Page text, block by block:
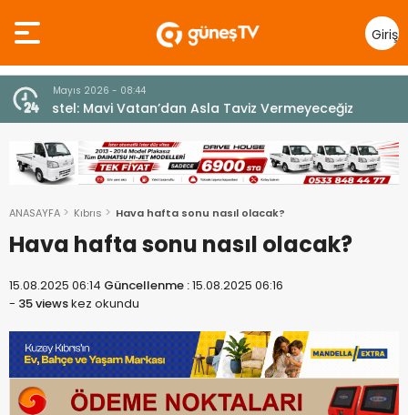
Giriş
Yap
10 Temmuz 2026 - 18:49
Cumhurbaşkanı Erhürman sergi açılışında
fenalaşarak hastaneye kaldırıldı
ANASAYFA Kıbrıs Hava hafta sonu nasıl olacak?
Hava hafta sonu nasıl olacak?
15.08.2025 06:14 Güncellenme :15.08.2025 06:16
- 35 viewskez okundu